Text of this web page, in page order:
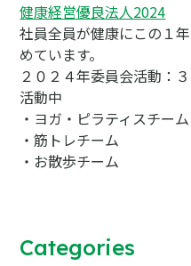
健康経営優良法人2024
社員全員が健康にこの１
めています。
２０２４年委員会活動：
活動中
・ヨガ・ピラティスチーム
・筋トレチーム
・お散歩チーム
Categories